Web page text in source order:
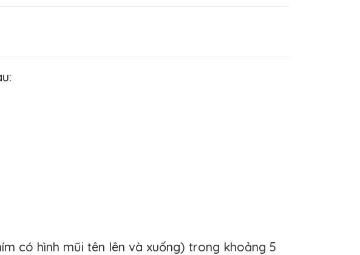
có hình mũi tên lên và xuống) trong khoảng 5